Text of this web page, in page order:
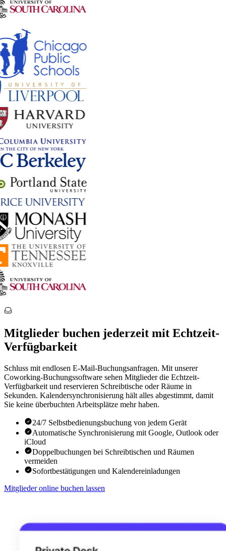
Mitglieder buchen jederzeit mit Echtzeit-
Verfügbarkeit
Schluss mit endlosen E-Mail-Buchungsanfragen. Mit unserer
Coworking-Buchungssoftware sehen Mitglieder die Echtzeit-
Verfügbarkeit und reservieren Schreibtische oder Räume in
Sekunden. Kalendersynchronisierung hält alles abgestimmt, damit
Sie keine überbuchten Arbeitsplätze mehr haben.
24/7 Selbstbedienungsbuchung von jedem Gerät
Automatische Synchronisierung mit Google, Outlook oder
iCloud
Doppelbuchungen bei Schreibtischen und Räumen
vermeiden
Sofortbestätigungen und Kalendereinladungen
Mitglieder online buchen lassen